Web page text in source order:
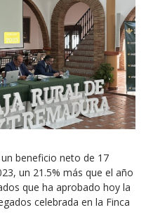
beneficio neto de 17
un 21.5% más que el año
que ha aprobado hoy la
celebrada en la Finca